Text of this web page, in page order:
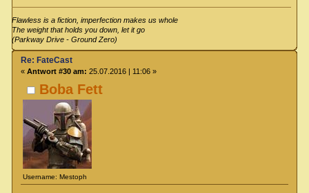
Flawless is a fiction, imperfection makes us whole
The weight that holds you down, let it go
(Parkway Drive - Ground Zero)
Boba Fett
Username: Mestoph
Re: FateCast
« Antwort #30 am: 25.07.2016 | 11:06 »